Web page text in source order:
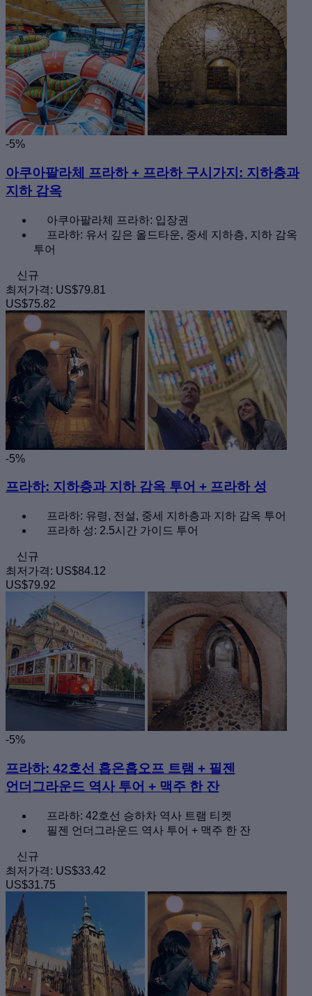
-5%
아쿠아팔라체 프라하 + 프라하 구시가지: 지하층과
지하 감옥
아쿠아팔라체 프라하: 입장권
프라하: 유서 깊은 올드타운, 중세 지하층, 지하 감옥
투어
신규
최저가격: US$79.81
US$75.82
-5%
프라하: 지하층과 지하 감옥 투어 + 프라하 성
프라하: 유령, 전설, 중세 지하층과 지하 감옥 투어
프라하 성: 2.5시간 가이드 투어
신규
최저가격: US$84.12
US$79.92
-5%
프라하: 42호선 홉온홉오프 트램 + 필젠
언더그라운드 역사 투어 + 맥주 한 잔
프라하: 42호선 승하차 역사 트램 티켓
필젠 언더그라운드 역사 투어 + 맥주 한 잔
신규
최저가격: US$33.42
US$31.75